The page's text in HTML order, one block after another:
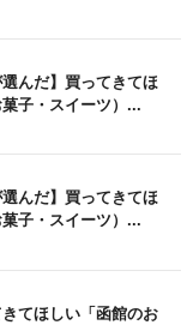
選んだ】買ってきてほ
子・スイーツ）...
選んだ】買ってきてほ
子・スイーツ）...
きてほしい「函館のお